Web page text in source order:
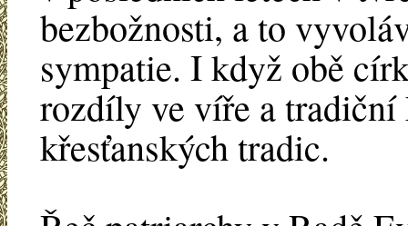
bezbožnosti, a to
sympatie. I když obě
rozdíly ve víře a
křesťanských tradic.